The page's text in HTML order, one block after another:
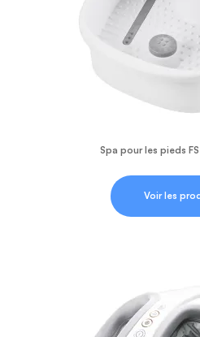
Spa pour les pieds
Voir les